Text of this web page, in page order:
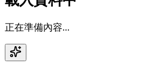
正在準備內容...